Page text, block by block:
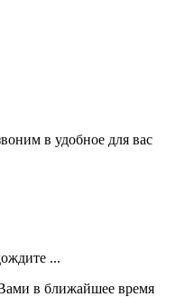
в удобное для вас
...
в ближайшее время